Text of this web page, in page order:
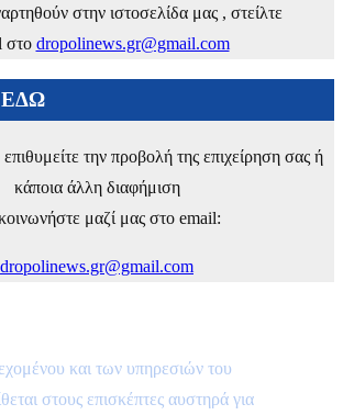
στην ιστοσελίδα μας , στείλτε
στο dropolinews.gr@gmail.com
ΕΔΩ
την προβολή της επιχείρηση σας ή
κάποια άλλη διαφήμιση
μαζί μας στο email:
dropolinews.gr@gmail.com
και των υπηρεσιών του
στους επισκέπτες αυστηρά για